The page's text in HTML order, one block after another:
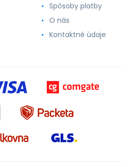
Spôsoby platby
O nás
Kontaktné údaje